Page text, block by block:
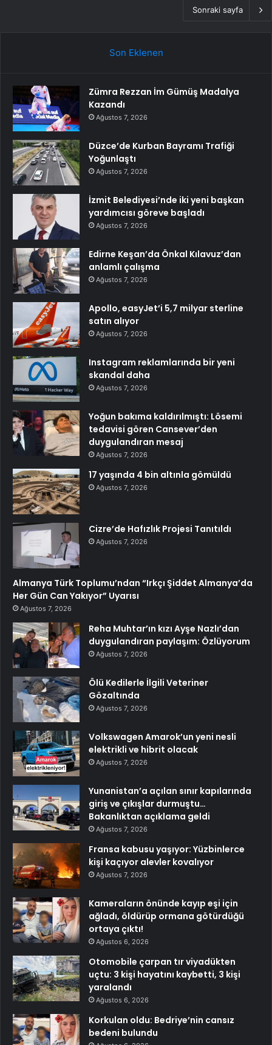
Sonraki sayfa
Son Eklenen
Zümra Rezzan İm Gümüş Madalya
Kazandı
Ağustos 7, 2026
Düzce’de Kurban Bayramı Trafiği
Yoğunlaştı
Ağustos 7, 2026
İzmit Belediyesi’nde iki yeni başkan
yardımcısı göreve başladı
Ağustos 7, 2026
Edirne Keşan’da Önkal Kılavuz’dan
anlamlı çalışma
Ağustos 7, 2026
Apollo, easyJet’i 5,7 milyar sterline
satın alıyor
Ağustos 7, 2026
Instagram reklamlarında bir yeni
skandal daha
Ağustos 7, 2026
Yoğun bakıma kaldırılmıştı: Lösemi
tedavisi gören Cansever’den
duygulandıran mesaj
Ağustos 7, 2026
17 yaşında 4 bin altınla gömüldü
Ağustos 7, 2026
Cizre’de Hafızlık Projesi Tanıtıldı
Ağustos 7, 2026
Almanya Türk Toplumu’ndan “Irkçı Şiddet Almanya’da
Her Gün Can Yakıyor” Uyarısı
Ağustos 7, 2026
Reha Muhtar’ın kızı Ayşe Nazlı’dan
duygulandıran paylaşım: Özlüyorum
Ağustos 7, 2026
Ölü Kedilerle İlgili Veteriner
Gözaltında
Ağustos 7, 2026
Volkswagen Amarok’un yeni nesli
elektrikli ve hibrit olacak
Ağustos 7, 2026
Yunanistan’a açılan sınır kapılarında
giriş ve çıkışlar durmuştu…
Bakanlıktan açıklama geldi
Ağustos 7, 2026
Fransa kabusu yaşıyor: Yüzbinlerce
kişi kaçıyor alevler kovalıyor
Ağustos 7, 2026
Kameraların önünde kayıp eşi için
ağladı, öldürüp ormana götürdüğü
ortaya çıktı!
Ağustos 6, 2026
Otomobile çarpan tır viyadükten
uçtu: 3 kişi hayatını kaybetti, 3 kişi
yaralandı
Ağustos 6, 2026
Korkulan oldu: Bedriye’nin cansız
bedeni bulundu